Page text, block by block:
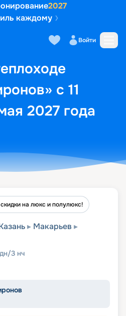
2027
каждому
Войти
с 11
2027 года
кают Маршрут и
на люкс и полулюкс!
Макарьев
дн/3 нч